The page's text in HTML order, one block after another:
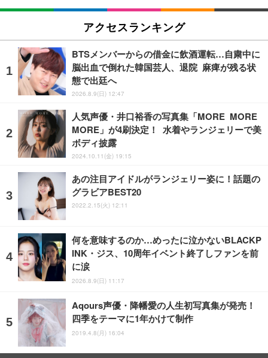
アクセスランキング
BTSメンバーからの借金に飲酒運転…自粛中に
脳出血で倒れた韓国芸人、退院 麻痺が残る状
態で出廷へ
2026.8.9(日) 12:47
人気声優・井口裕香の写真集「MORE MORE
MORE」が4刷決定！ 水着やランジェリーで美
ボディ披露
2024.10.11(金) 19:15
あの注目アイドルがランジェリー姿に！話題の
グラビアBEST20
2022.2.15(火) 12:11
何を意味するのか…めったに泣かないBLACKP
INK・ジス、10周年イベント終了しファンを前
に涙
2026.8.9(日) 11:17
Aqours声優・降幡愛の人生初写真集が発売！
四季をテーマに1年かけて制作
2019.4.8(月) 16:04